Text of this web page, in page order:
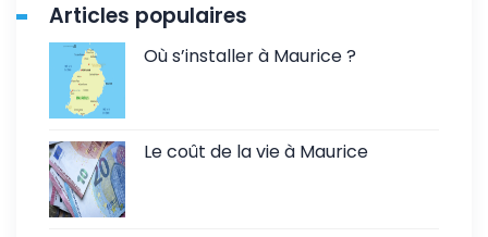
Articles populaires
Où s’installer à Maurice ?
Le coût de la vie à Maurice